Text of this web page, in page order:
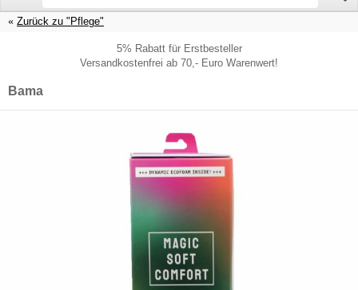
Zurück zu "Pflege"
5% Rabatt für Erstbesteller
Versandkostenfrei ab 70,- Euro Warenwert!
Bama